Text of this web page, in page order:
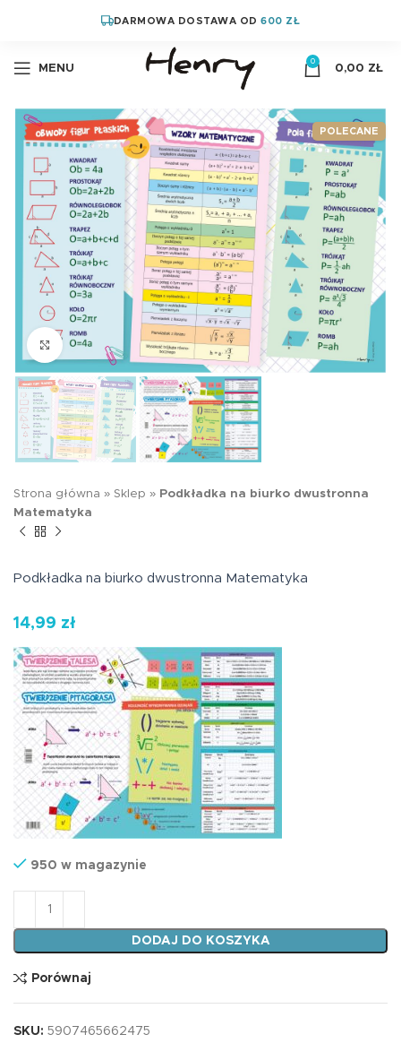
DARMOWA DOSTAWA OD600 ZŁ
MENU
0
0,00 ZŁ
POLECANE
Kliknij aby powiększyć
Strona główna » Sklep » Podkładka na biurko dwustronna
Matematyka
Podkładka na biurko dwustronna Matematyka
14,99 zł
950 w magazynie
ilość Podkładka na biurko dwustronna Matematyka
DODAJ DO KOSZYKA
Porównaj
SKU: 5907465662475